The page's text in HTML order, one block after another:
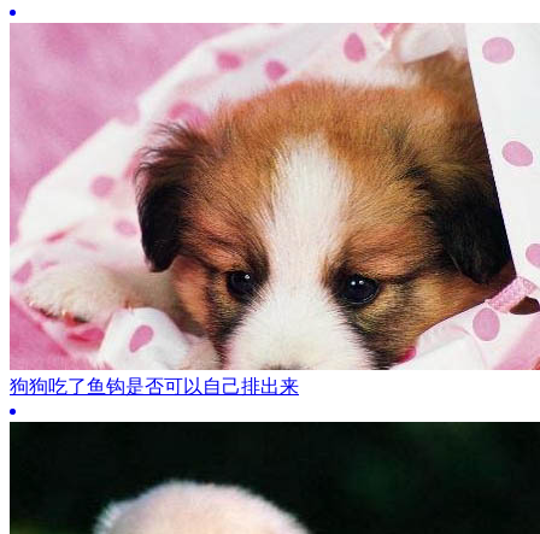
狗狗吃了鱼钩是否可以自己排出来